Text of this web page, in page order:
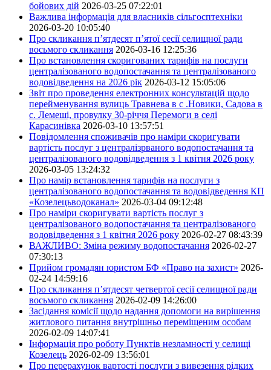
бойових дій 2026-03-25 07:22:01
Важлива інформація для власників сільгосптехніки
2026-03-20 10:05:40
Про скликання п’ятдесят п’ятої сесії селищної ради
восьмого скликання 2026-03-16 12:25:36
Про встановлення скоригованих тарифів на послуги
централізованого водопостачання та централізованого
водовідведення на 2026 рік 2026-03-12 15:05:06
Звіт про проведення електронних консультацій щодо
перейменування вулиць Травнева в с .Новики, Садова в
с. Лемеші, провулку 30-річчя Перемоги в селі
Карасинівка 2026-03-10 13:57:51
Повідомлення споживачів про наміри скоригувати
вартість послуг з централізрваного водопостачання та
централізованого водовідведення з 1 квітня 2026 року
2026-03-05 13:24:32
Про намір встановлення тарифів на послуги з
централізованого водопостачання та водовідведення КП
«Козелецьводоканал» 2026-03-04 09:12:48
Про наміри скоригувати вартість послуг з
централізованого водопостачання та централізованого
водовідведення з 1 квітня 2026 року 2026-02-27 08:43:39
ВАЖЛИВО: Зміна режиму водопостачання 2026-02-27
07:30:13
Прийом громадян юристом БФ «Право на захист» 2026-
02-24 14:59:16
Про скликання п’ятдесят четвертої сесії селищної ради
восьмого скликання 2026-02-09 14:26:00
Засідання комісії щодо надання допомоги на вирішення
житлового питання внутрішньо переміщеним особам
2026-02-09 14:07:41
Інформація про роботу Пунктів незламності у селищі
Козелець 2026-02-09 13:56:01
Про перерахунок вартості послуги з вивезення рідких